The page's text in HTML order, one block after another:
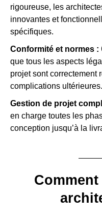
rigoureuse, les
innovantes et
spécifiques.
Conformité et normes :
que tous les aspects
projet sont correctement
complications ultérieures.
Gestion de projet
en charge toutes les
conception jusqu’à la